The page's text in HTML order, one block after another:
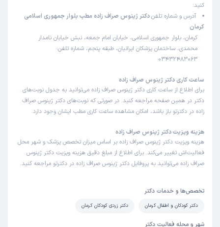
کنید:
آدرس و شماره تلفندکتر ژینوس صراف زاده مطب بلوار جمهوری اسلامی
کرمان
کرمان، بلوار جمهوری اسلامی، خیابان امام جمعه، نبش خیابان نامدار
محمدی، ساختمان پزشکان ایرانیان، طبقه پنجم، شماره تلفن:
03432483063
ساعت کاری دکتر ژینوس صراف زاده
برای اطلاع از ساعت کاری دکتر ژینوس صراف زاده می‌توانید به جدول نوبت‌های
دکتر در همین صفحه مراجعه کنید. در صورتی که نوبت‌های دکتر ژینوس صراف
زاده در دکترتو باز باشد، امکان مشاهده ساعت کاری مطب ایشان وجود دارد.
هزینه ویزیت دکتر ژینوس صراف زاده
هزینه ویزیت دکتر ژینوس صراف زاده بر اساس میزان تخصص پزشک و شهر محل
فعالیت‌اش تغییر می‌کند. برای اطلاع از مبلغ دقیق هزینه ویزیت دکتر ژینوس
صراف زاده می‌توانید به پروفایل دکتر ژینوس صراف زاده در دکترتو مراجعه کنید.
تخصص‌ها و خدمات دکتر
دکتر کودکان و اطفال کرمان دکتر زردی کودکان کرمان
شهر و محله فعالیت دکتر